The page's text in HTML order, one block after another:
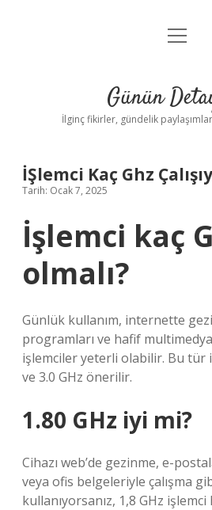
Gizlilik
Yasal Uyarı
menüyü
Günün
İlginç fikirler, gündelik
İŞlemci Kaç Ghz
Tarih: Ocak 7, 2025
İşlemci kaç
olmalı?
Günlük kullanım, internette
programları ve hafif
işlemciler yeterli olabilir. Bu tür
ve 3.0 GHz önerilir.
1.80 GHz iyi mi?
Cihazı web’de gezinme, e-
veya ofis belgeleriyle çalışma
kullanıyorsanız, 1,8 GHz